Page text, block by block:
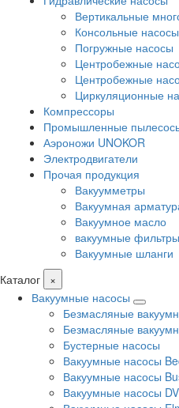
Вертикальные
Консольные насосы
Погружные насосы
Центробежные
Центробежные
Циркуляционные
Компрессоры
Промышленные
Аэроножи UNOKOR
Электродвигатели
Прочая продукция
Вакуумметры
Вакуумная
Вакуумное масло
вакуумные фильтры
Вакуумные шланги
Каталог
×
Вакуумные насосы
Безмасляные
Безмасляные
Бустерные насосы
Вакуумные насосы
Вакуумные насосы
Вакуумные насосы